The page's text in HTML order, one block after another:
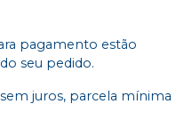
pagamento estão
seu pedido.
juros, parcela mínima